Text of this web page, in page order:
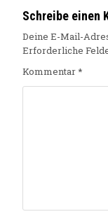
Schreibe einen
Deine E-Mail-
Erforderliche
Kommentar*